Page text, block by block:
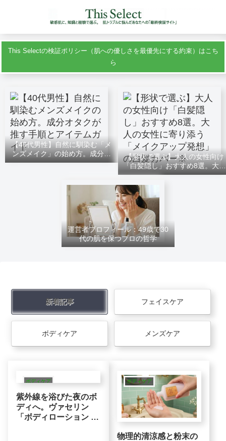
This Selectの検証ポリシー（肌への優しさを最優先にする約束）はこち
ら
【40代男性】自然に馴染む「メ
ンズメイク」の始め方。成分オ
タクがおすすめする手順とアイ
【形状で選ぶ】大人の女性向け
「白髪隠し」おすすめ8選。大人
の女性に寄り添う「メイクアッ
プ発想」の白髪カバー※
運営者プロフィール：49歳で30
代の肌を保つプロの哲学
新着記事 フェイスケア
ボディケア メンズケア
ボディケア
紫外線を浴びた夜のボ
ディへ。ヴァセリン
「ボディローション ナ
ボディケア
物理的清涼感と粉末の